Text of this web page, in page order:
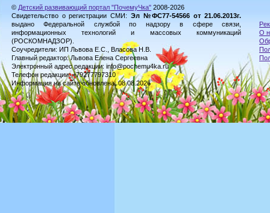
© Детский развивающий портал "ПочемуЧка" 2008-2026
Свидетельство о регистрации СМИ: Эл №ФС77-54566 от 21.06.2013г.
выдано Федеральной службой по надзору в сфере связи,
информационных технологий и массовых коммуникаций
(РОСКОМНАДЗОР).
Соучредители: ИП Львова Е.С., Власова Н.В.
Главный редактор: Львова Елена Сергеевна
Электронный адрес редакции: info@pochemu4ka.ru
Телефон редакции: +79277797310
Информация на сайте обновлена: 08.08.2026
О